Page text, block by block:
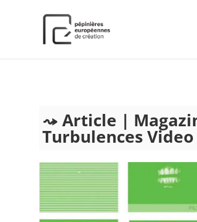
Article |
Turbulences Video